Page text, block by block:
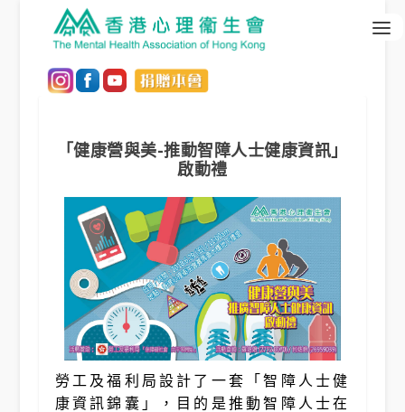
「健康營與美-推動智障人士健康資訊」
啟動禮
勞工及福利局設計了一套「智障人士健
康資訊錦囊」，目的是推動智障人士在